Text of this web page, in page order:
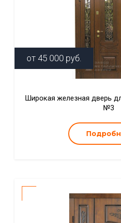
от 45 000 руб.
Широкая железная дверь
№3